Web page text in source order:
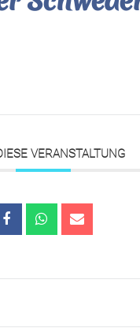
VERANSTALTUNG